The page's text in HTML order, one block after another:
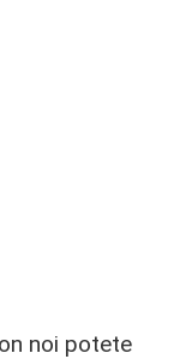
noi potete